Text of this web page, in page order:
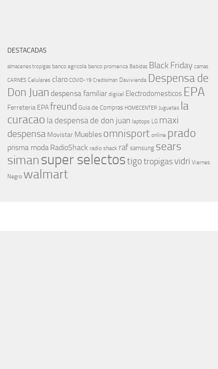
DESTACADAS
almacenes tropigas banco agricola banco promerica Bebidas Black Friday camas
CARNES Celulares claro COVID-19 Credisiman Davivienda Despensa de
Don Juan despensa familiar digicel Electrodomesticos EPA
Ferreteria EPAfreund Guia de Compras HOMECENTER Juguetes la
curacao la despensa de don juan laptops LG maxi
despensa Movistar Muebles omnisport online prado
prisma moda RadioShack radio shack raf samsung sears
simansuper selectostigotropigasvidri Viernes
Negro walmart